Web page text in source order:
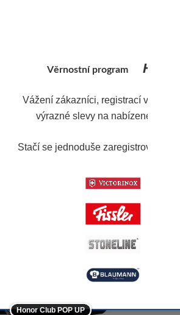
s mramorovým
FURIA 20 cm
Věrnostní programHonor
Vážení zákazníci, registrací v
výrazné slevy na nabízené
Stačí se jednoduše zaregistrovat.
-5%
Honor Club POP UP